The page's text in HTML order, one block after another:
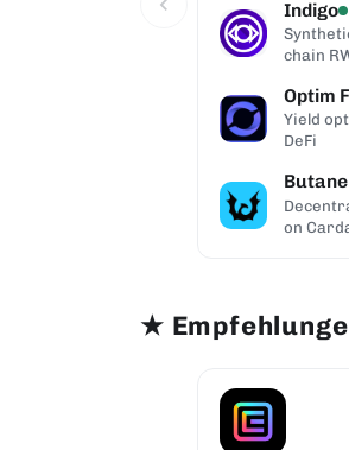
Indigo
chain
Optim
Yield
DeFi
Butane
on
★